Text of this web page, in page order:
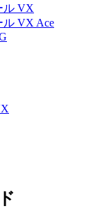
ル VX
ル VX Ace